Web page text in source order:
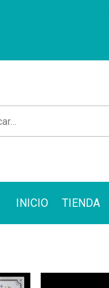
INICIO TIENDA